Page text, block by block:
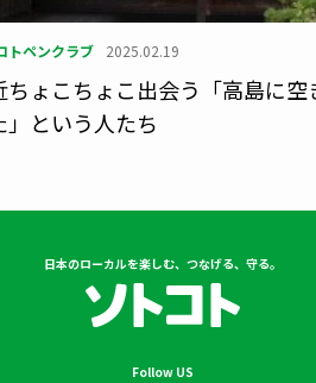
トペンクラブ 2025.02.19
ちょこちょこ出会う「高島に空
」という人たち
日本のローカルを楽しむ、つなげる、守る。
Follow US